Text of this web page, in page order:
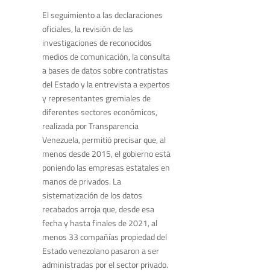
El seguimiento a las declaraciones
oficiales, la revisión de las
investigaciones de reconocidos
medios de comunicación, la consulta
a bases de datos sobre contratistas
del Estado y la entrevista a expertos
y representantes gremiales de
diferentes sectores económicos,
realizada por Transparencia
Venezuela, permitió precisar que, al
menos desde 2015, el gobierno está
poniendo las empresas estatales en
manos de privados. La
sistematización de los datos
recabados arroja que, desde esa
fecha y hasta finales de 2021, al
menos 33 compañías propiedad del
Estado venezolano pasaron a ser
administradas por el sector privado.